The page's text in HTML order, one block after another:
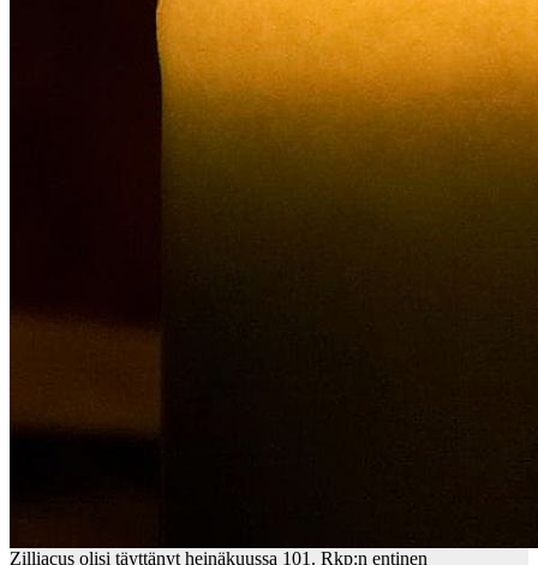
Zilliacus olisi täyttänyt heinäkuussa 101. Rkp:n entinen